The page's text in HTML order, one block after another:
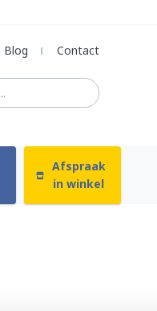
Blog Contact
Afspraak
in winkel